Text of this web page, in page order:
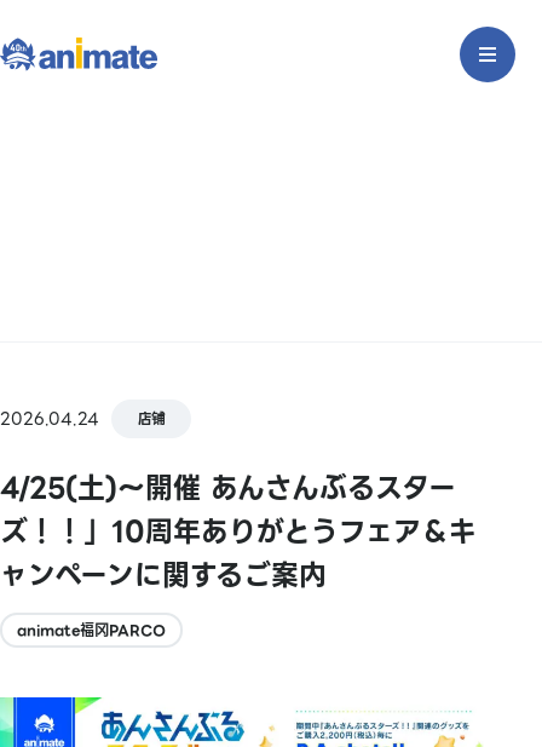
2026.04.24 店铺
4/25(土)～開催 あんさんぶるスター
ズ！！」10周年ありがとうフェア＆キ
ャンペーンに関するご案内
animate福冈PARCO